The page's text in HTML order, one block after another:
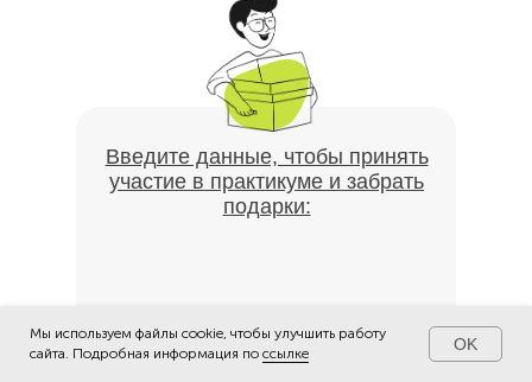
Введите данные, чтобы принять
участие в практикуме и забрать
подарки:
Мы используем файлы cookie, чтобы улучшить работу
сайта. Подробная информация по ссылке
OK